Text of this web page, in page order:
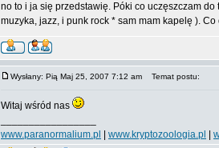
no to i ja się przedstawię. Póki co uczęszczam
muzyka, jazz, i punk rock * sam mam kapelę ).
Wysłany: Pią Maj 25, 2007 7:12 am Temat postu:
Witaj wśród nas
www.paranormalium.pl
www.kryptozoologia.pl